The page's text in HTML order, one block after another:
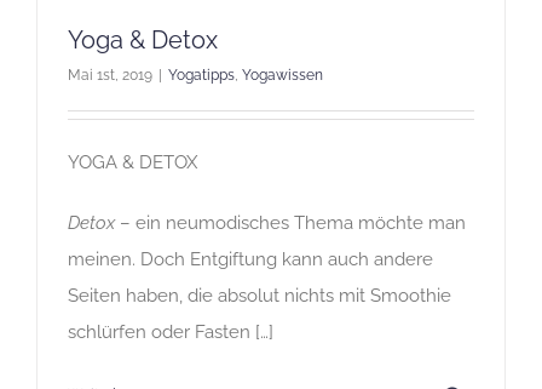
Yoga & Detox
Mai 1st, 2019 Yogatipps, Yogawissen
YOGA & DETOX
Detox– ein neumodisches Thema möchte man
meinen. Doch Entgiftung kann auch andere
Seiten haben, die absolut nichts mit Smoothie
schlürfen oder Fasten […]